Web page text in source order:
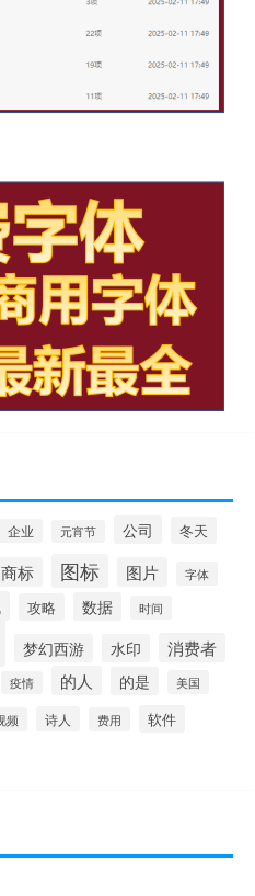
企业 元宵节 公司 冬天
商标 图标 图片 字体
攻略 数据 时间
梦幻西游 水印 消费者
疫情 的人 的是 美国
频 诗人 费用 软件